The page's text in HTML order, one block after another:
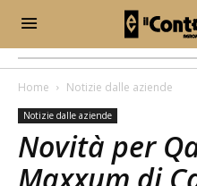
Home Notizie dalle aziende
Notizie dalle aziende
Novità per